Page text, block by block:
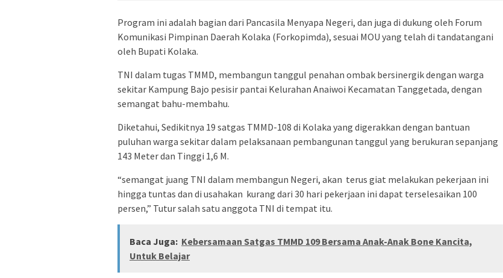
Program ini adalah bagian dari Pancasila Menyapa Negeri, dan juga di dukung oleh Forum
Komunikasi Pimpinan Daerah Kolaka (Forkopimda), sesuai MOU yang telah di tandatangani
oleh Bupati Kolaka.
TNI dalam tugas TMMD, membangun tanggul penahan ombak bersinergik dengan warga
sekitar Kampung Bajo pesisir pantai Kelurahan Anaiwoi Kecamatan Tanggetada, dengan
semangat bahu-membahu.
Diketahui, Sedikitnya 19 satgas TMMD-108 di Kolaka yang digerakkan dengan bantuan
puluhan warga sekitar dalam pelaksanaan pembangunan tanggul yang berukuran sepanjang
143 Meter dan Tinggi 1,6 M.
“semangat juang TNI dalam membangun Negeri, akan terus giat melakukan pekerjaan ini
hingga tuntas dan di usahakan kurang dari 30 hari pekerjaan ini dapat terselesaikan 100
persen,” Tutur salah satu anggota TNI di tempat itu.
Baca Juga: Kebersamaan Satgas TMMD 109 Bersama Anak-Anak Bone Kancita,
Untuk Belajar